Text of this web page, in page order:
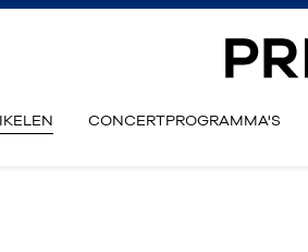
CONCERTPROGRAMMA'S